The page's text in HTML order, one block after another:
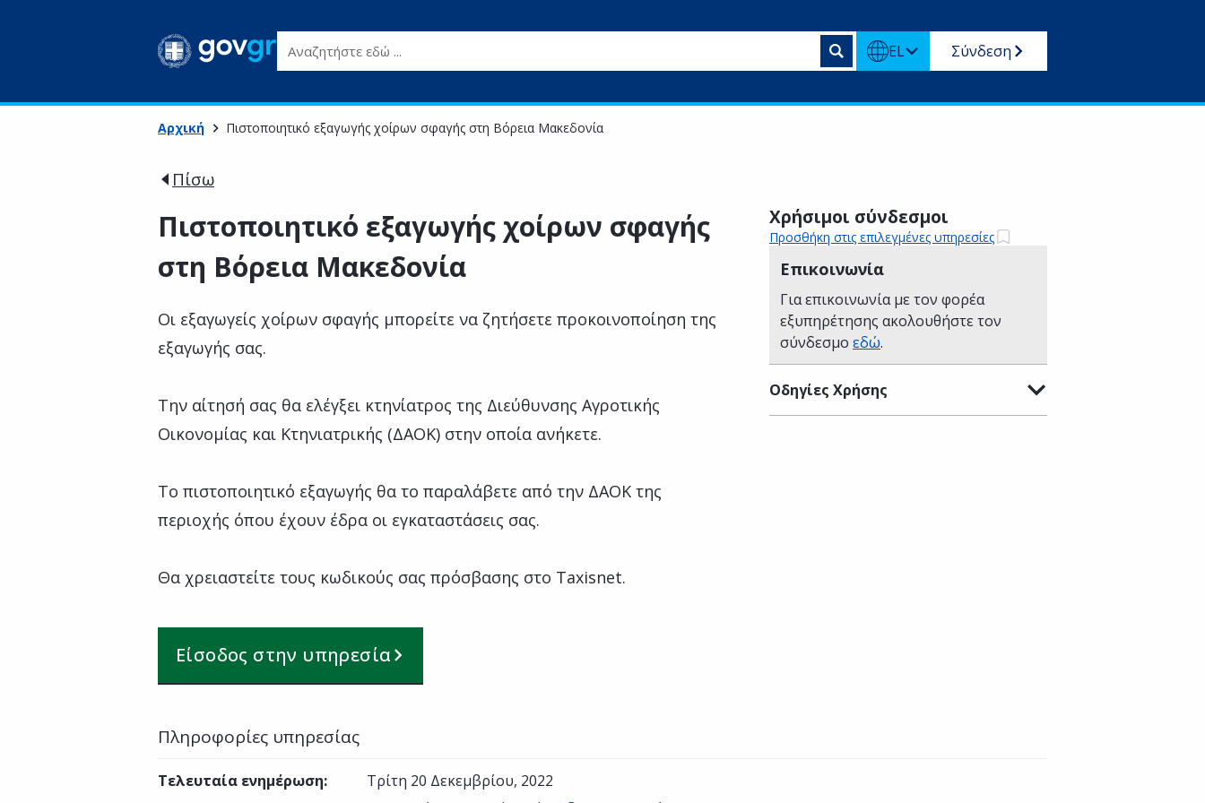
Αναζητήστε εδώ ... EL Σύνδεση
Αρχική Πιστοποιητικό εξαγωγής χοίρων σφαγής στη Βόρεια Μακεδονία
Πίσω
Πιστοποιητικό εξαγωγής χοίρων σφαγής
στη Βόρεια Μακεδονία
Οι εξαγωγείς χοίρων σφαγής μπορείτε να ζητήσετε προκοινοποίηση της
εξαγωγής σας.
Την αίτησή σας θα ελέγξει κτηνίατρος της Διεύθυνσης Αγροτικής
Οικονομίας και Κτηνιατρικής (ΔΑΟΚ) στην οποία ανήκετε.
Το πιστοποιητικό εξαγωγής θα το παραλάβετε από την ΔΑΟΚ της
περιοχής όπου έχουν έδρα οι εγκαταστάσεις σας.
Θα χρειαστείτε τους κωδικούς σας πρόσβασης στο Taxisnet.
Είσοδος στην υπηρεσία
Χρήσιμοι σύνδεσμοι
Προσθήκη στις επιλεγμένες υπηρεσίες
Επικοινωνία
Για επικοινωνία με τον φορέα
εξυπηρέτησης ακολουθήστε τον
σύνδεσμο εδώ.
Οδηγίες Χρήσης
Πληροφορίες υπηρεσίας
Τελευταία ενημέρωση:
Τρίτη 20 Δεκεμβρίου, 2022